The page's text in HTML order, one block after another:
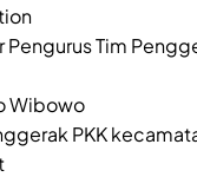
Pengurus Tim
Wibowo
PKK